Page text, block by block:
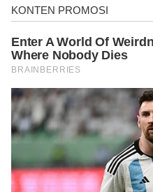
https://www.oecd.org/
1209166a-en.htm
https://
life/Media/Pages/Tips-for-